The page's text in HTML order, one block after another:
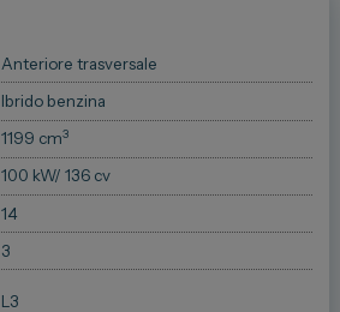
Anteriore trasversale
Ibrido benzina
1199 cm3
100 kW/ 136 cv
14
3
L3